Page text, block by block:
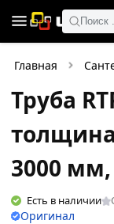
Поиск ..
Главная
Труба
3000 мм,
Есть в наличии
Оригинал